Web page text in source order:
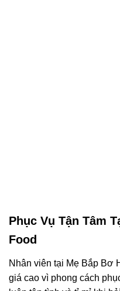
Phục Vụ Tận Tâm
Food
Nhân viên tại Mẹ Bắp Bơ
giá cao vì phong cách